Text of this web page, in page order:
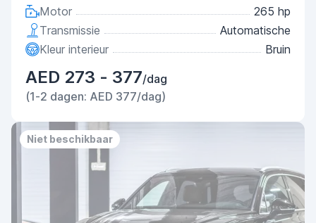
Motor
265 hp
Transmissie
Automatische
Kleur interieur
Bruin
AED 273 - 377/dag
(1-2 dagen: AED 377/dag)
Niet beschikbaar